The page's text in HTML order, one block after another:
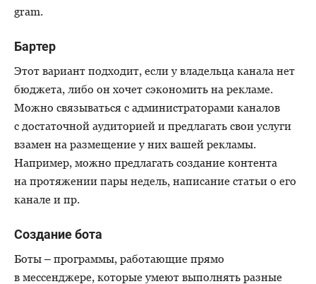
gram.
Бартер
Этот вариант подходит, если у владельца канала нет
бюджета, либо он хочет сэкономить на рекламе.
Можно связываться с администраторами каналов
с достаточной аудиторией и предлагать свои услуги
взамен на размещение у них вашей рекламы.
Например, можно предлагать создание контента
на протяжении пары недель, написание статьи о его
канале и пр.
Создание бота
Боты ‒ программы, работающие прямо
в мессенджере, которые умеют выполнять разные